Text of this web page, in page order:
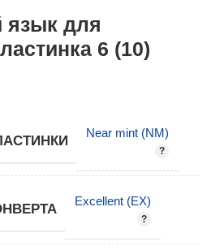
язык для
6 (10)
Near mint (NM)
Excellent (EX)